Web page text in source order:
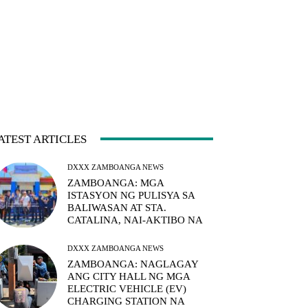
ARTICLES
DXXX ZAMBOANGA NEWS
ZAMBOANGA: MGA
ISTASYON NG PULISYA SA
BALIWASAN AT STA.
CATALINA, NAI-AKTIBO NA
DXXX ZAMBOANGA NEWS
ZAMBOANGA: NAGLAGAY
ANG CITY HALL NG MGA
ELECTRIC VEHICLE (EV)
CHARGING STATION NA